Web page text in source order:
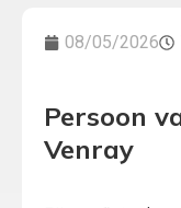
08/05/2026
Persoon
Venray